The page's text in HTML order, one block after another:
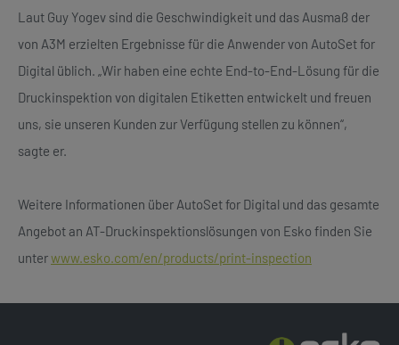
Laut Guy Yogev sind die Geschwindigkeit und das Ausmaß der
von A3M erzielten Ergebnisse für die Anwender von AutoSet for
Digital üblich. „Wir haben eine echte End-to-End-Lösung für die
Druckinspektion von digitalen Etiketten entwickelt und freuen
uns, sie unseren Kunden zur Verfügung stellen zu können“,
sagte er.
Weitere Informationen über AutoSet for Digital und das gesamte
Angebot an AT-Druckinspektionslösungen von Esko finden Sie
unterwww.esko.com/en/products/print-inspection